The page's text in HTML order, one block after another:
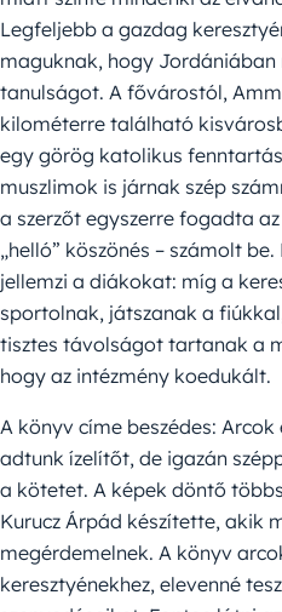
Legfeljebb a gazdag
maguknak, hogy
tanulságot. A fővárostól,
kilométerre található
egy görög katolikus
muszlimok is járnak szép
a szerzőt egyszerre fogadta
„helló” köszönés – számolt
jellemzi a diákokat: míg a
sportolnak, játszanak a
tisztes távolságot tartanak a
hogy az intézmény koedukált.
A könyv címe beszédes:
adtunk ízelítőt, de igazán
a kötetet. A képek döntő
Kurucz Árpád készítette, akik
megérdemelnek. A könyv
keresztyénekhez, elevenné